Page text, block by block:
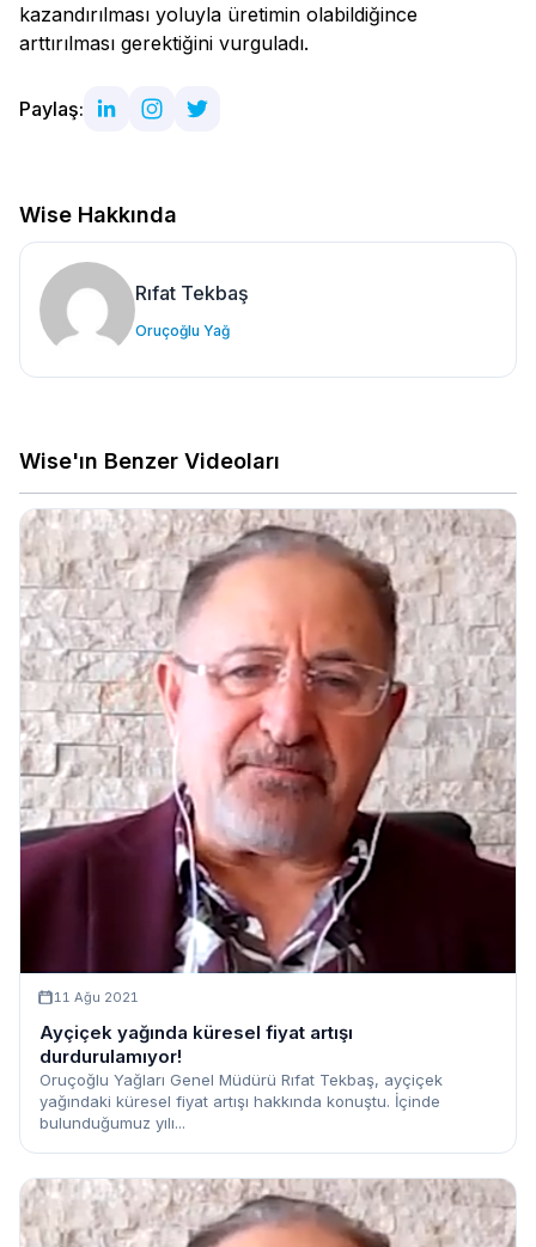
kazandırılması yoluyla üretimin olabildiğince
arttırılması gerektiğini vurguladı.
Paylaş:
Wise Hakkında
Rıfat Tekbaş
Oruçoğlu Yağ
Wise'ın Benzer Videoları
11 Ağu 2021
Ayçiçek yağında küresel fiyat artışı
durdurulamıyor!
Oruçoğlu Yağları Genel Müdürü Rıfat Tekbaş, ayçiçek
yağındaki küresel fiyat artışı hakkında konuştu. İçinde
bulunduğumuz yılı...